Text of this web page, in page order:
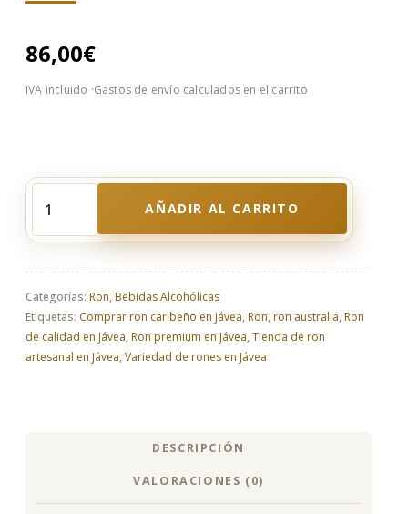
86,00€
Rum
Australia
2015
cantidad
AÑADIR AL CARRITO
Categorías: Ron, Bebidas Alcohólicas
Etiquetas: Comprar ron caribeño en Jávea, Ron, ron australia, Ron
de calidad en Jávea, Ron premium en Jávea,Tienda de ron
artesanal en Jávea,Variedad de rones en Jávea
DESCRIPCIÓN
VALORACIONES (0)